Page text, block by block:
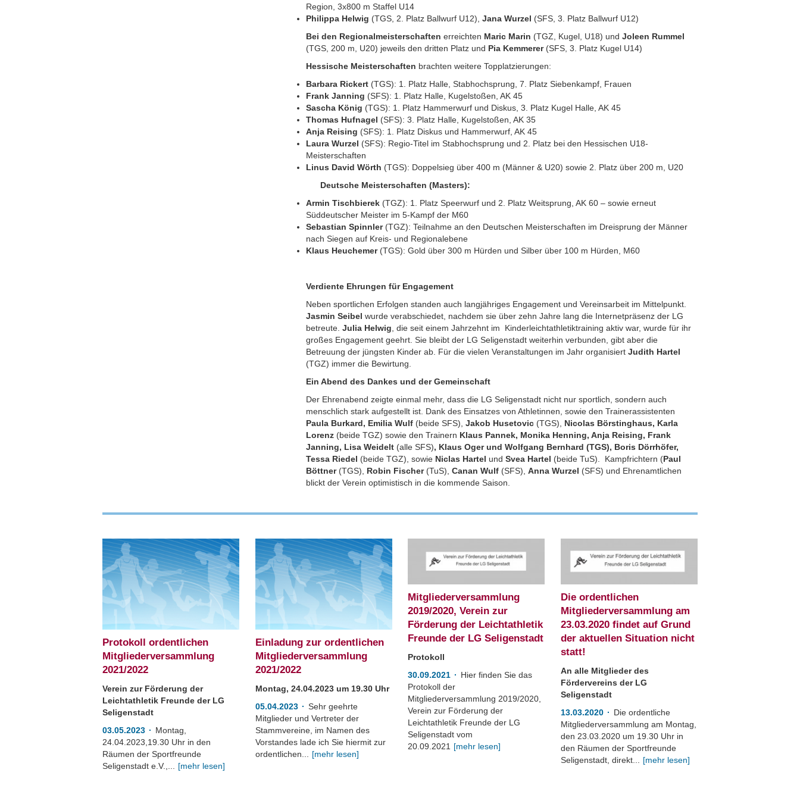
Region, 3x800 m Staffel U14
Philippa Helwig (TGS, 2. Platz Ballwurf U12),Jana Wurzel (SFS, 3. Platz Ballwurf U12)
Bei den Regionalmeisterschaften erreichten Maric Marin (TGZ, Kugel, U18) undJoleen Rummel
(TGS, 200 m, U20) jeweils den dritten Platz und Pia Kemmerer(SFS, 3. Platz Kugel U14)
Hessische Meisterschaften brachten weitere Topplatzierungen:
Barbara Rickert (TGS): 1. Platz Halle, Stabhochsprung, 7. Platz Siebenkampf, Frauen
Frank Janning (SFS): 1. Platz Halle, Kugelstoßen, AK 45
Sascha König (TGS): 1. Platz Hammerwurf und Diskus, 3. Platz Kugel Halle, AK 45
Thomas Hufnagel (SFS): 3. Platz Halle, Kugelstoßen, AK 35
Anja Reising (SFS): 1. Platz Diskus und Hammerwurf, AK 45
Laura Wurzel (SFS): Regio-Titel im Stabhochsprung und 2. Platz bei den Hessischen U18-
Meisterschaften
Linus David Wörth (TGS): Doppelsieg über 400 m (Männer & U20) sowie 2. Platz über 200 m, U20
Deutsche Meisterschaften (Masters):
Armin Tischbierek (TGZ): 1. Platz Speerwurf und 2. Platz Weitsprung, AK 60 – sowie erneut
Süddeutscher Meister im 5-Kampf der M60
Sebastian Spinnler(TGZ): Teilnahme an den Deutschen Meisterschaften im Dreisprung der Männer
nach Siegen auf Kreis- und Regionalebene
Klaus Heuchemer(TGS): Gold über 300 m Hürden und Silber über 100 m Hürden, M60
Verdiente Ehrungen für Engagement
Neben sportlichen Erfolgen standen auch langjähriges Engagement und Vereinsarbeit im Mittelpunkt.
Jasmin Seibel wurde verabschiedet, nachdem sie über zehn Jahre lang die Internetpräsenz der LG
betreute.Julia Helwig , die seit einem Jahrzehnt im Kinderleichtathletiktraining aktiv war, wurde für ihr
großes Engagement geehrt. Sie bleibt der LG Seligenstadt weiterhin verbunden, gibt aber die
Betreuung der jüngsten Kinder ab. Für die vielen Veranstaltungen im Jahr organisiertJudith Hartel
(TGZ) immer die Bewirtung.
Ein Abend des Dankes und der Gemeinschaft
Der Ehrenabend zeigte einmal mehr, dass die LG Seligenstadt nicht nur sportlich, sondern auch
menschlich stark aufgestellt ist. Dank des Einsatzes von Athletinnen, sowie den Trainerassistenten
Paula Burkard, Emilia Wulf (beide SFS),Jakob Husetovic (TGS), Nicolas Börstinghaus, Karla
Lorenz (beide TGZ) sowie den Trainern Klaus Pannek, Monika Henning, Anja Reising, Frank
Janning, Lisa Weidelt (alle SFS), Klaus Oger und Wolfgang Bernhard (TGS), Boris Dörrhöfer,
Tessa Riedel (beide TGZ), sowie Niclas Hartel undSvea Hartel (beide TuS). Kampfrichtern (Paul
Böttner(TGS), Robin Fischer(TuS),Canan Wulf (SFS),Anna Wurzel (SFS) und Ehrenamtlichen
blickt der Verein optimistisch in die kommende Saison.
Protokoll ordentlichen
Mitgliederversammlung
2021/2022
Verein zur Förderung der
Leichtathletik Freunde der LG
Seligenstadt
03.05.2023
Montag,
24.04.2023,19.30 Uhr in den
Räumen der Sportfreunde
Seligenstadt e.V.,... [mehr lesen]
Einladung zur ordentlichen
Mitgliederversammlung
2021/2022
Montag, 24.04.2023 um 19.30 Uhr
05.04.2023
Sehr geehrte
Mitglieder und Vertreter der
Stammvereine, im Namen des
Vorstandes lade ich Sie hiermit zur
ordentlichen... [mehr lesen]
Mitgliederversammlung
2019/2020, Verein zur
Förderung der Leichtathletik
Freunde der LG Seligenstadt
Protokoll
30.09.2021
Hier finden Sie das
Protokoll der
Mitgliederversammlung 2019/2020,
Verein zur Förderung der
Leichtathletik Freunde der LG
Seligenstadt vom
20.09.2021 [mehr lesen]
Die ordentlichen
Mitgliederversammlung am
23.03.2020 findet auf Grund
der aktuellen Situation nicht
statt!
An alle Mitglieder des
Fördervereins der LG
Seligenstadt
13.03.2020
Die ordentliche
Mitgliederversammlung am Montag,
den 23.03.2020 um 19.30 Uhr in
den Räumen der Sportfreunde
Seligenstadt, direkt...
[mehr lesen]